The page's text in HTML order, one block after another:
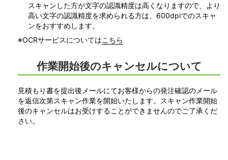
スキャンした方が文字の認識精度は高くなりますので、より
高い文字の認識精度を求められる方は、600dpiでのスキャ
ンをおすすめします。
※OCRサービスについてはこちら
作業開始後のキャンセルについて
見積もり書を提出後メールにてお客様からの発注確認のメール
を返信次第スキャン作業を開始いたします。スキャン作業開始
後のキャンセルはお受けすることができませんのでご了承くだ
さい。